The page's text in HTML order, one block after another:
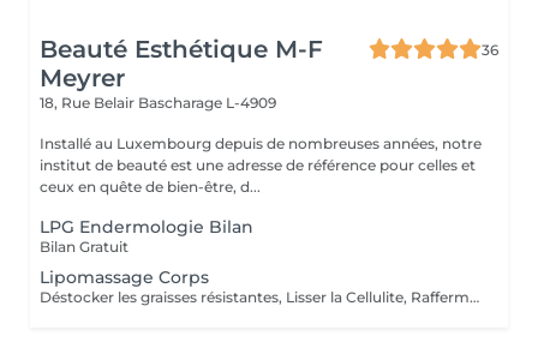
Beauté Esthétique M-F
Meyrer
36
18, Rue Belair Bascharage L-4909
Installé au Luxembourg depuis de nombreuses années, notre
institut de beauté est une adresse de référence pour celles et
ceux en quête de bien-être, d...
LPG Endermologie Bilan
Bilan Gratuit
Lipomassage Corps
Déstocker les graisses résistantes, Lisser la Cellulite, Raffermir la Peau, Resculpter les Formes